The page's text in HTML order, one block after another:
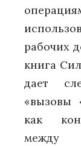
рабочих
книга
дает
«вызовы
как